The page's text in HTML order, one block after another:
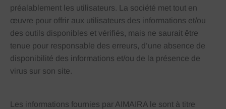
préalablement les utilisateurs. La société met tout en
œuvre pour offrir aux utilisateurs des informations et/ou
des outils disponibles et vérifiés, mais ne saurait être
tenue pour responsable des erreurs, d’une absence de
disponibilité des informations et/ou de la présence de
virus sur son site.
Les informations fournies par AIMAIRA le sont à titre